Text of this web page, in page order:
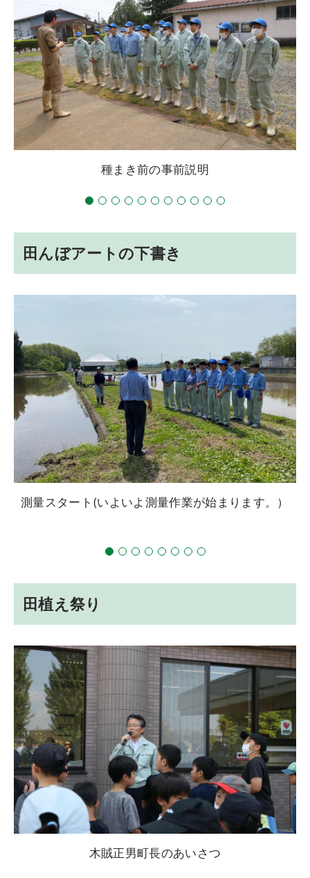
種まき前の事前説明
田んぼアートの下書き
測量スタート(いよいよ測量作業が始まります。）
田植え祭り
木賊正男町長のあいさつ